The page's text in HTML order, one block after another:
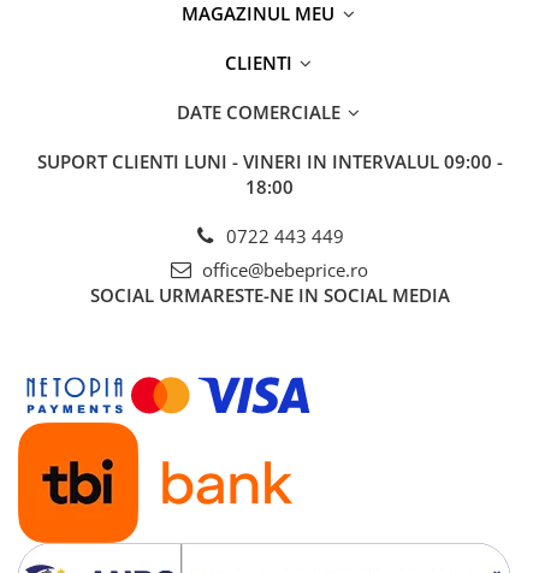
MAGAZINUL MEU
CLIENTI
DATE COMERCIALE
SUPORT CLIENTI LUNI - VINERI IN INTERVALUL 09:00 -
18:00
0722 443 449
office@bebeprice.ro
SOCIAL URMARESTE-NE IN SOCIAL MEDIA